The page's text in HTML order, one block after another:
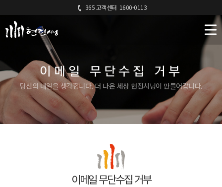
365 고객센터 1600-0113
이메일 무단수집 거부
당신의 내일을 생각합니다. 더 나은 세상 현진시닝이 만들어갑니다.
이메일 무단수집 거부